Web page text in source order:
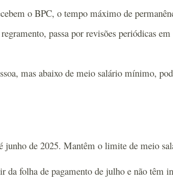
o BPC, o tempo máximo de
passa por revisões periódicas
mas abaixo de meio salário mínimo,
junho de 2025. Mantêm o limite de meio
folha de pagamento de julho e não têm